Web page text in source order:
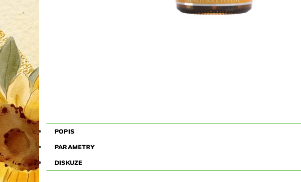
POPIS
PARAMETRY
DISKUZE